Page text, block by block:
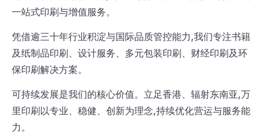
一站式印刷与增值服务。
凭借逾三十年行业积淀与国际品质管控能力,我们专注书籍
及纸制品印刷、设计服务、多元包装印刷、财经印刷及环
保印刷解决方案。
可持续发展是我们的核心价值。立足香港、辐射东南亚,万
里印刷以专业、稳健、创新为理念,持续优化营运与服务能
力。